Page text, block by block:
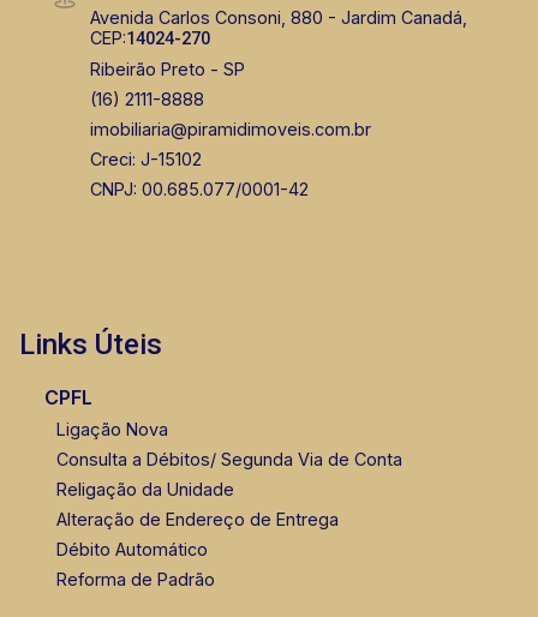
Avenida Carlos Consoni, 880 - Jardim Canadá,
CEP:14024-270
Ribeirão Preto - SP
(16) 2111-8888
imobiliaria@piramidimoveis.com.br
Creci: J-15102
CNPJ: 00.685.077/0001-42
Links Úteis
CPFL
Ligação Nova
Consulta a Débitos/ Segunda Via de Conta
Religação da Unidade
Alteração de Endereço de Entrega
Débito Automático
Reforma de Padrão